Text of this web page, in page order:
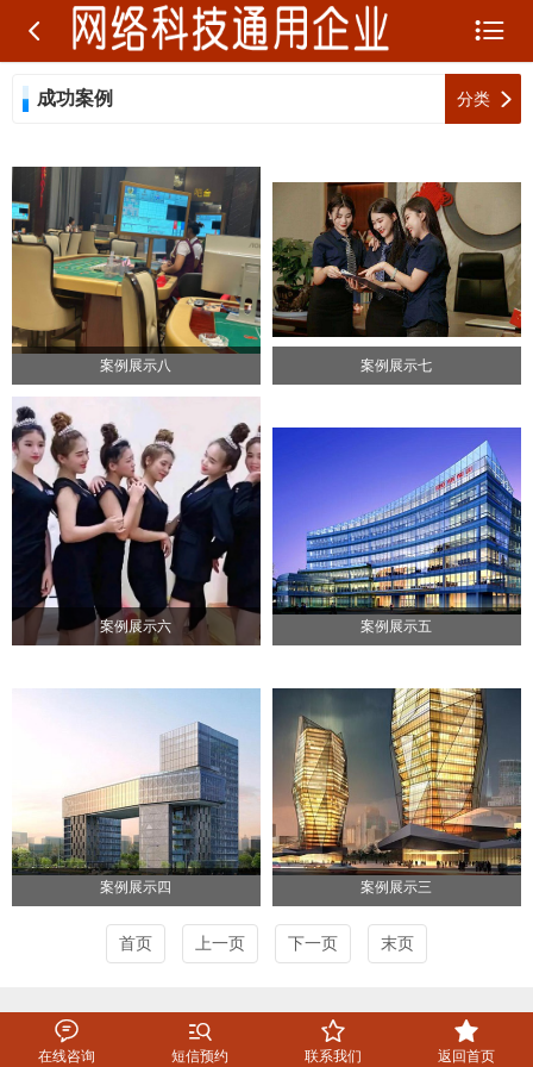
 
成功案例 分类 
案例展示八 案例展示七
案例展示六 案例展示五
案例展示四 案例展示三
首页 上一页 下一页 末页

在线咨询

短信预约

联系我们

返回首页